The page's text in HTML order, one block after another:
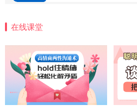
情感方案
北京-朝阳 151****3189
微信用户 巧?媚儿 通过
方案
上海-浦东 177****9074
在线课堂